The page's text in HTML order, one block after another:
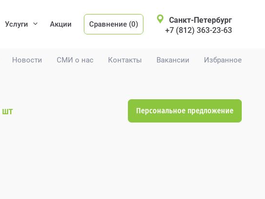
Новости СМИ о нас Контакты Вакансии Избранное
Услуги Акции Сравнение (0)
Санкт-Петербург
+7 (812) 363-23-63
шт Персональное предложение